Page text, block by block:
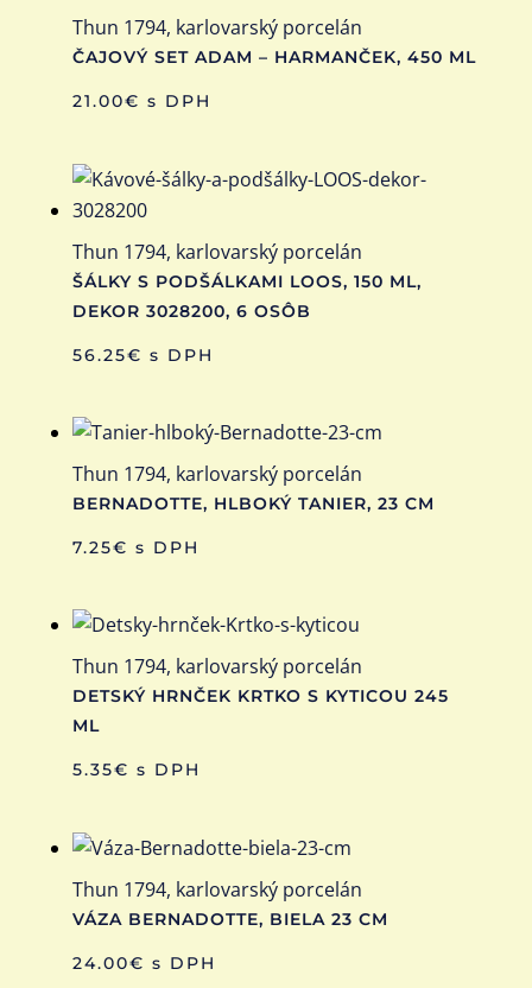
Thun 1794, karlovarský porcelán
ČAJOVÝ SET ADAM – HARMANČEK, 450 ML
21.00€ s DPH
Thun 1794, karlovarský porcelán
ŠÁLKY S PODŠÁLKAMI LOOS, 150 ML,
DEKOR 3028200, 6 OSÔB
56.25€ s DPH
Thun 1794, karlovarský porcelán
BERNADOTTE, HLBOKÝ TANIER, 23 CM
7.25€ s DPH
Thun 1794, karlovarský porcelán
DETSKÝ HRNČEK KRTKO S KYTICOU 245
ML
5.35€ s DPH
Thun 1794, karlovarský porcelán
VÁZA BERNADOTTE, BIELA 23 CM
24.00€ s DPH